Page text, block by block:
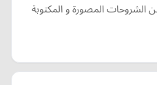
الشروحات المصورة و المكتوبة